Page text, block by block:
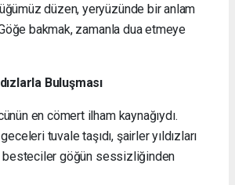
düzen, yeryüzünde bir anlam
bakmak, zamanla dua etmeye
Buluşması
en cömert ilham kaynağıydı.
tuvale taşıdı, şairler yıldızları
besteciler göğün sessizliğinden